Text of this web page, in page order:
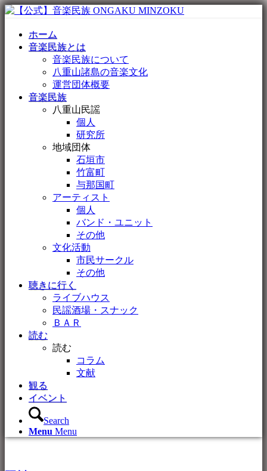
ホーム
音楽民族とは
音楽民族について
八重山諸島の音楽文化
運営団体概要
音楽民族
八重山民謡
個人
研究所
地域団体
石垣市
竹富町
与那国町
アーティスト
個人
バンド・ユニット
その他
文化活動
市民サークル
その他
聴きに行く
ライブハウス
民謡酒場・スナック
ＢＡＲ
読む
読む
コラム
文献
観る
イベント
Search
Menu Menu